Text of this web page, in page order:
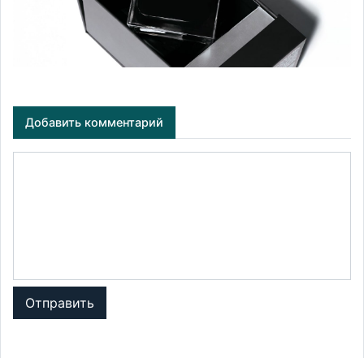
Добавить комментарий
Отправить